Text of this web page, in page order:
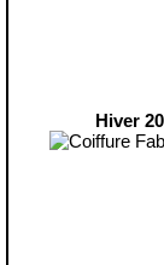
Hiver